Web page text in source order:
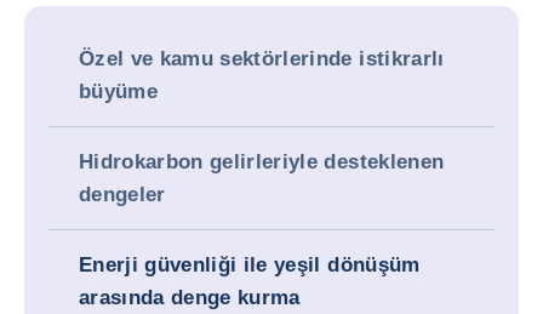
Özel ve kamu sektörlerinde istikrarlı
büyüme
Hidrokarbon gelirleriyle desteklenen
dengeler
Enerji güvenliği ile yeşil dönüşüm
arasında denge kurma